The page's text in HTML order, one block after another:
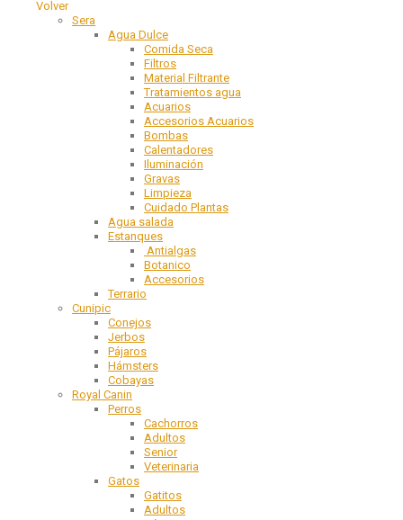
Volver
Sera
Agua Dulce
Comida Seca
Filtros
Material Filtrante
Tratamientos agua
Acuarios
Accesorios Acuarios
Bombas
Calentadores
Iluminación
Gravas
Limpieza
Cuidado Plantas
Agua salada
Estanques
Antialgas
Botanico
Accesorios
Terrario
Cunipic
Conejos
Jerbos
Pájaros
Hámsters
Cobayas
Royal Canin
Perros
Cachorros
Adultos
Senior
Veterinaria
Gatos
Gatitos
Adultos